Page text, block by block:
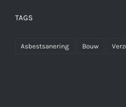
TAGS
Asbestsanering Bouw